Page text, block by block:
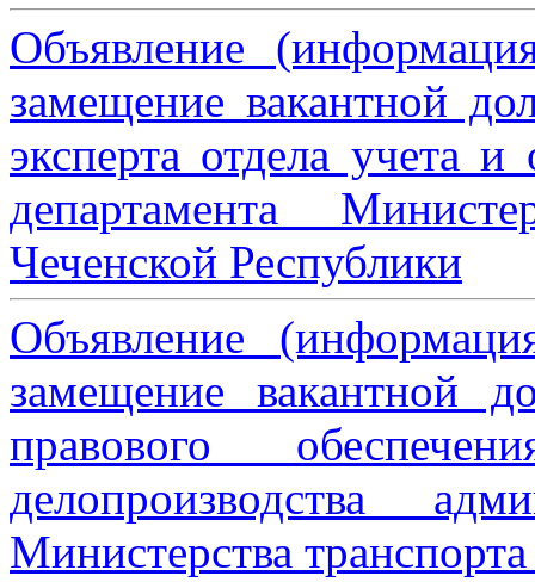
Объявление
замещение вакантной
эксперта отдела учета и
департамента
Чеченской Республики
Объявление
замещение вакантной
правового
делопроизводства
Министерства